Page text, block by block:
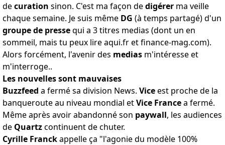
decuration sinon. C'est ma façon dedigérer ma veille
chaque semaine. Je suis même DG (à temps partagé) d'un
groupe de pressequi a 3 titres medias (dont un en
sommeil, mais tu peux lireaqui.fretfinance-mag.com).
Alors forcément, l'avenir des medias m'intéresse et
m'interroge..
Les nouvelles sont mauvaises
Buzzfeed a fermé sa division News. Viceest proche de la
banquerouteau niveau mondial etVice Francea fermé.
Même après avoir abandonné son paywall, les audiences
de Quartzcontinuent de chuter.
Cyrille Franckappelle ça "l'agonie du modèle 100%